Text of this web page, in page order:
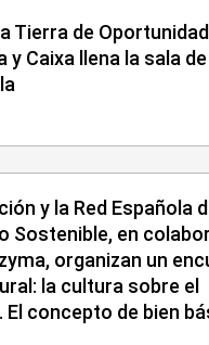
Tierra de
y Caixa llena la sala de
y la Red Española
Sostenible, en
organizan un
la cultura sobre el
concepto de bien